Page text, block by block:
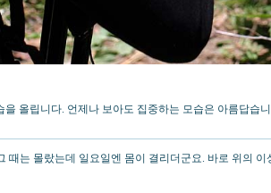
을 올립니다. 언제나 보아도 집중하는 모습은 아름답습
때는 몰랐는데 일요일엔 몸이 결리더군요. 바로 위의